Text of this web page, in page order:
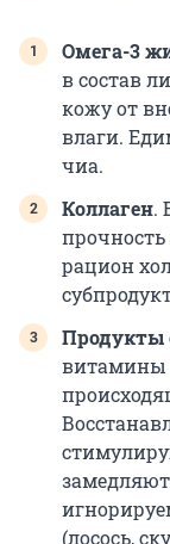
Омега-3
в состав
кожу от
влаги.
чиа.
Коллаген.
рацион
Продукты
витамины
(лосось,